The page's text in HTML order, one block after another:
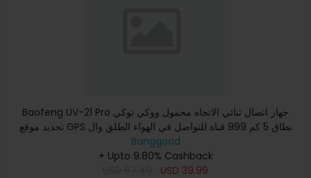
Baofeng UV-21 Pro جهاز اتصال ثنائي الاتجاه محمول ووكي توكي
تحديد موقع GPS نطاق 5 كم 999 قناة للتواصل في الهواء الطلق وال
Banggood
+ Upto 9.80% Cashback
USD 39.99